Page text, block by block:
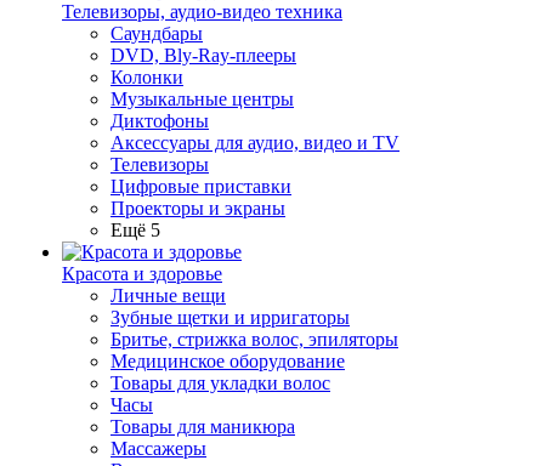
Телевизоры, аудио-видео техника
Саундбары
DVD, Bly-Ray-плееры
Колонки
Музыкальные центры
Диктофоны
Аксессуары для аудио, видео и TV
Телевизоры
Цифровые приставки
Проекторы и экраны
Ещё 5
Красота и здоровье
Личные вещи
Зубные щетки и ирригаторы
Бритье, стрижка волос, эпиляторы
Медицинское оборудование
Товары для укладки волос
Часы
Товары для маникюра
Массажеры